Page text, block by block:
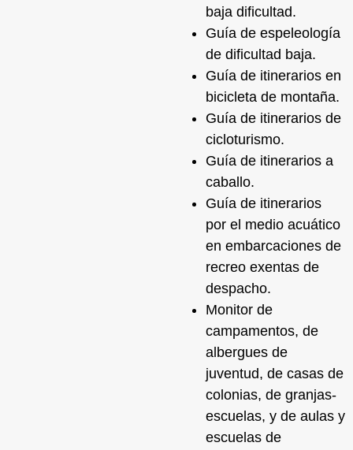
baja dificultad.
Guía de espeleología
de dificultad baja.
Guía de itinerarios en
bicicleta de montaña.
Guía de itinerarios de
cicloturismo.
Guía de itinerarios a
caballo.
Guía de itinerarios
por el medio acuático
en embarcaciones de
recreo exentas de
despacho.
Monitor de
campamentos, de
albergues de
juventud, de casas de
colonias, de granjas-
escuelas, y de aulas y
escuelas de